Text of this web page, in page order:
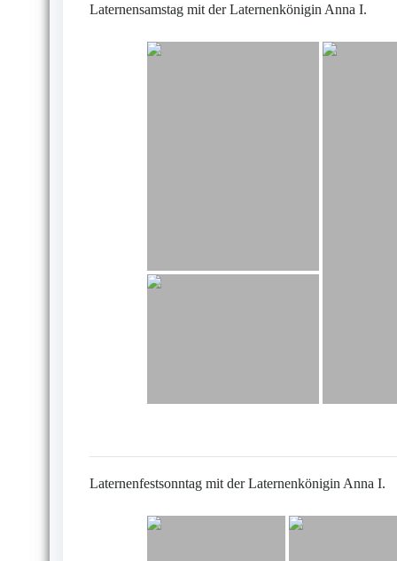
Laternensamstag mit der Laternenkönigin Anna I.
Laternenfestsonntag mit der Laternenkönigin Anna I.